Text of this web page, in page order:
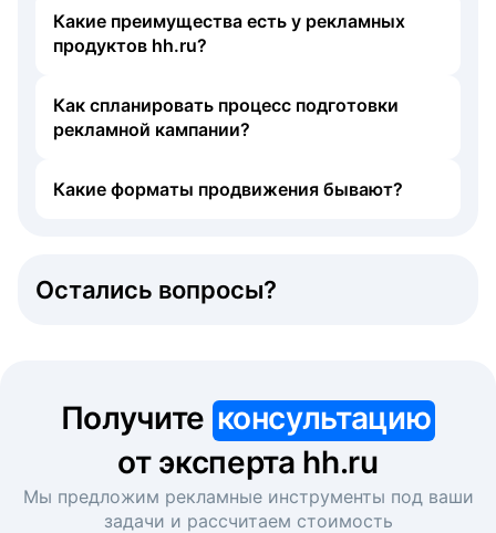
Какие преимущества есть у рекламных
продуктов hh.ru?
Как спланировать процесс подготовки
рекламной кампании?
Какие форматы продвижения бывают?
Остались вопросы?
Получите консультацию
от эксперта hh.ru
Мы предложим рекламные инструменты под ваши
задачи и рассчитаем стоимость